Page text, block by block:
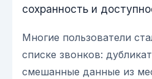
сохранность и
Многие пользователи
списке звонков:
смешанные данные из